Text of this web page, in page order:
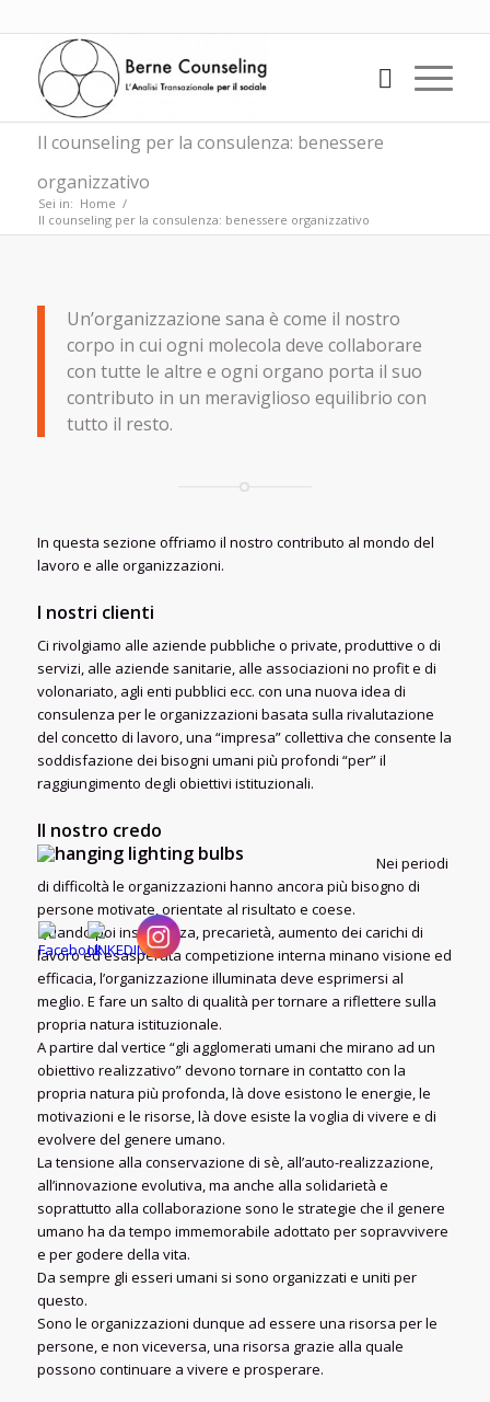
Il counseling per la consulenza: benessere
organizzativo
Sei in: Home /
Il counseling per la consulenza: benessere organizzativo
Un’organizzazione sana è come il nostro
corpo in cui ogni molecola deve collaborare
con tutte le altre e ogni organo porta il suo
contributo in un meraviglioso equilibrio con
tutto il resto.
In questa sezione offriamo il nostro contributo al mondo del
lavoro e alle organizzazioni.
I nostri clienti
Ci rivolgiamo alle aziende pubbliche o private, produttive o di
servizi, alle aziende sanitarie, alle associazioni no profit e di
volonariato, agli enti pubblici ecc. con una nuova idea di
consulenza per le organizzazioni basata sulla rivalutazione
del concetto di lavoro, una “impresa” collettiva che consente la
soddisfazione dei bisogni umani più profondi “per” il
raggiungimento degli obiettivi istituzionali.
Il nostro credo
Nei periodi
di difficoltà le organizzazioni hanno ancora più bisogno di
persone motivate, orientate al risultato e coese.
Quando poi insicurezza, precarietà, aumento dei carichi di
lavoro ed esasperata competizione interna minano visione ed
efficacia, l’organizzazione illuminata deve esprimersi al
meglio. E fare un salto di qualità per tornare a riflettere sulla
propria natura istituzionale.
A partire dal vertice “gli agglomerati umani che mirano ad un
obiettivo realizzativo” devono tornare in contatto con la
propria natura più profonda, là dove esistono le energie, le
motivazioni e le risorse, là dove esiste la voglia di vivere e di
evolvere del genere umano.
La tensione alla conservazione di sè, all’auto-realizzazione,
all’innovazione evolutiva, ma anche alla solidarietà e
soprattutto alla collaborazione sono le strategie che il genere
umano ha da tempo immemorabile adottato per sopravvivere
e per godere della vita.
Da sempre gli esseri umani si sono organizzati e uniti per
questo.
Sono le organizzazioni dunque ad essere una risorsa per le
persone, e non viceversa, una risorsa grazie alla quale
possono continuare a vivere e prosperare.